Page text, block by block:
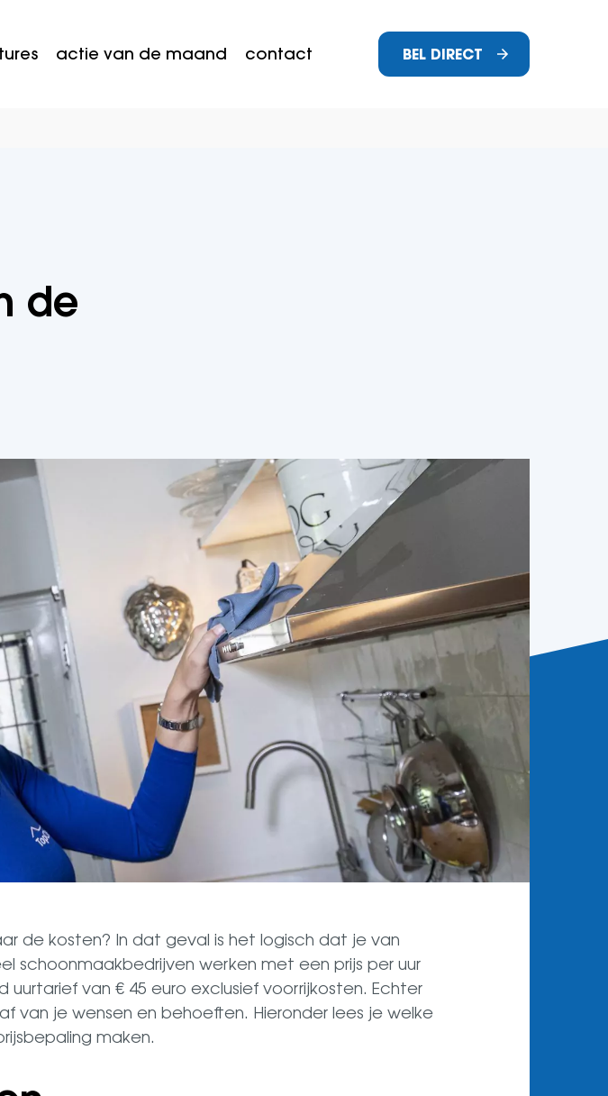
actie van de maand contact BEL DIRECT
de
de kosten? In dat geval is het logisch dat je van
schoonmaakbedrijven werken met een prijs per uur
van € 45 euro exclusief voorrijkosten. Echter
je wensen en behoeften. Hieronder lees je welke
maken.